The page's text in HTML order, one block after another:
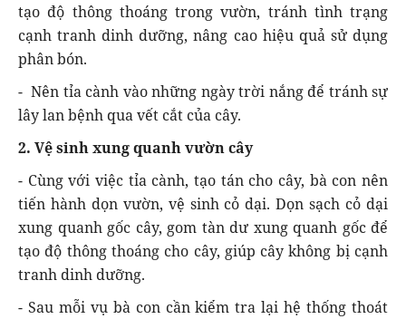
tạo độ thông thoáng trong vườn, tránh tình trạng
cạnh tranh dinh dưỡng, nâng cao hiệu quả sử dụng
phân bón.
- Nên tỉa cành vào những ngày trời nắng để tránh sự
lây lan bệnh qua vết cắt của cây.
2. Vệ sinh xung quanh vườn cây
- Cùng với việc tỉa cành, tạo tán cho cây, bà con nên
tiến hành dọn vườn, vệ sinh cỏ dại. Dọn sạch cỏ dại
xung quanh gốc cây, gom tàn dư xung quanh gốc để
tạo độ thông thoáng cho cây, giúp cây không bị cạnh
tranh dinh dưỡng.
- Sau mỗi vụ bà con cần kiểm tra lại hệ thống thoát